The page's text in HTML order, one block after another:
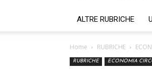
ALTRE RUBRICHE
Home RUBRICHE
RUBRICHE ECONOMIA